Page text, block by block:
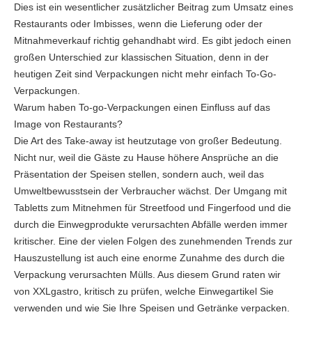
Dies ist ein wesentlicher zusätzlicher Beitrag zum Umsatz eines
Restaurants oder Imbisses, wenn die Lieferung oder der
Mitnahmeverkauf richtig gehandhabt wird. Es gibt jedoch einen
großen Unterschied zur klassischen Situation, denn in der
heutigen Zeit sind Verpackungen nicht mehr einfach To-Go-
Verpackungen.
Warum haben To-go-Verpackungen einen Einfluss auf das
Image von Restaurants?
Die Art des Take-away ist heutzutage von großer Bedeutung.
Nicht nur, weil die Gäste zu Hause höhere Ansprüche an die
Präsentation der Speisen stellen, sondern auch, weil das
Umweltbewusstsein der Verbraucher wächst. Der Umgang mit
Tabletts zum Mitnehmen für Streetfood und Fingerfood und die
durch die Einwegprodukte verursachten Abfälle werden immer
kritischer. Eine der vielen Folgen des zunehmenden Trends zur
Hauszustellung ist auch eine enorme Zunahme des durch die
Verpackung verursachten Mülls. Aus diesem Grund raten wir
von XXLgastro, kritisch zu prüfen, welche Einwegartikel Sie
verwenden und wie Sie Ihre Speisen und Getränke verpacken.